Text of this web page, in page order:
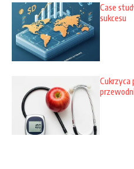
Case
sukcesu
Cukrzyca